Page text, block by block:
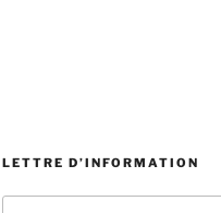
LETTRE D’INFORMATION